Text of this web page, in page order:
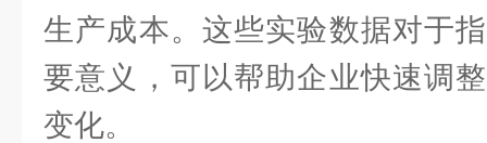
生产成本。这些实验数据对于
要意义，可以帮助企业快速调
变化。